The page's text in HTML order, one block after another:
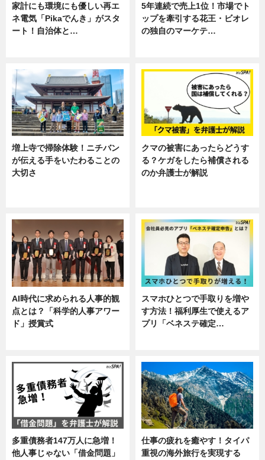
家計にも環境にも優しい再エ
ネ電気「Pikaでんき」がスタ
ート！自治体と…
5年連続で売上1位！市場でト
ップを牽引する花王・ビオレ
の独自のマーケテ…
増上寺で掃除体験！ニチバン
が伝える手をいたわることの
大切さ
クマの被害にあったらどうす
る？ケガをしたら補償される
のか弁護士が解説
AI時代に求められる人事的観
点とは？「科学的人事アワー
ド」授賞式
スマホひとつで手取りを増や
す方法！福利厚生で使えるア
プリ「ベネステ確定…
多重債務者147万人に急増！
他人事じゃない「借金問題」
仕事の疲れを癒やす！タイパ
重視の海外旅行を実現する